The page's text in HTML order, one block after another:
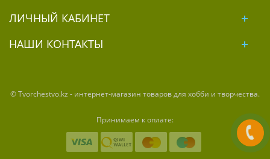
ЛИЧНЫЙ КАБИНЕТ
НАШИ КОНТАКТЫ
© Tvorchestvo.kz - интернет-магазин товаров для хобби и творчества.
Принимаем к оплате: